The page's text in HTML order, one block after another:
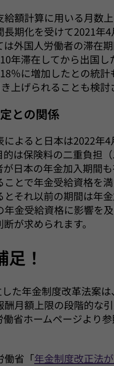
額計算に用いる月数
長期化を受けて2021年
は外国人労働者の滞在
年滞在してから出国
％に増加したとの統
上げられることも検討
との関係
によると日本は2022年
的は保険料の二重負担
が日本の年金加入期間
ことで年金受給資格を
とそれ以前の期間は年
年金受給資格に影響を
が求められます。
！
た年金制度改革法案
酬月額上限の段階的な
省ホームページより参
働省「年金制度改正法